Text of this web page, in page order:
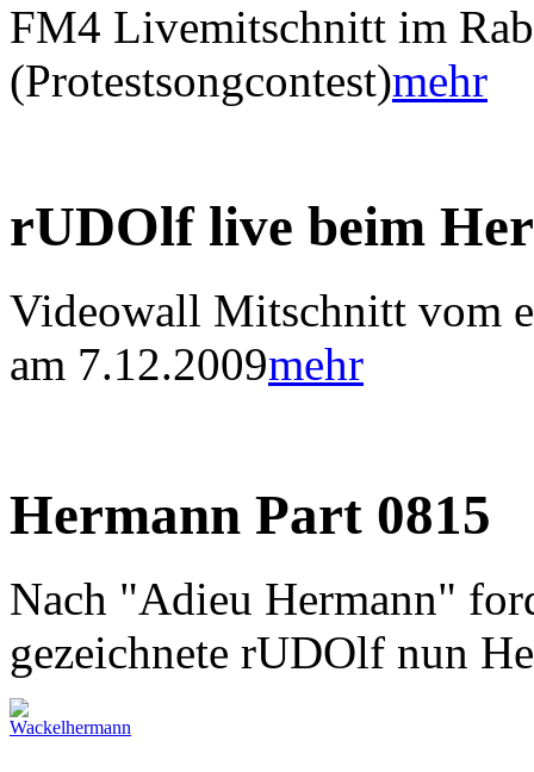
FM4 Livemitschnitt im
(Protestsongcontest)mehr
rUDOlf live beim
Videowall Mitschnitt vom
am 7.12.2009mehr
Hermann Part 0815
Nach "Adieu Hermann"
gezeichnete rUDOlf nun